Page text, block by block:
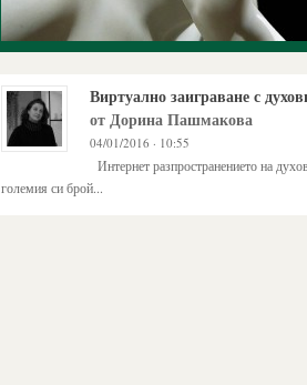
Виртуално заиграване с
от Дорина Пашмакова
04/01/2016 · 10:55
Интернет разпространението на
големия си брой...